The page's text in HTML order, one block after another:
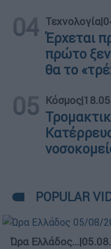
04 Τεχνολογία|
Έρχεται
πρώτο
θα το
05 Κόσμος|
POPULAR
Ώρα Ελλάδος...|